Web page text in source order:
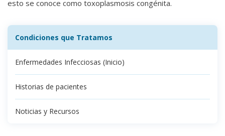
esto se conoce como toxoplasmosis congénita.
Condiciones que Tratamos
Enfermedades Infecciosas (Inicio)
Historias de pacientes
Noticias y Recursos